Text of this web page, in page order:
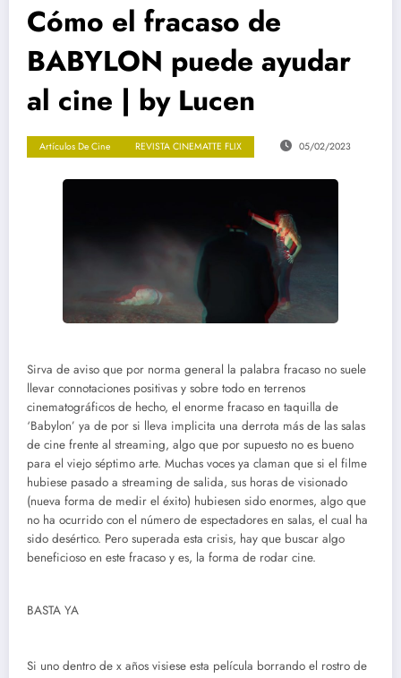
Cómo el fracaso de
BABYLON puede ayudar
al cine | by Lucen
Artículos De Cine REVISTA CINEMATTE FLIX 05/02/2023
Sirva de aviso que por norma general la palabra fracaso no suele
llevar connotaciones positivas y sobre todo en terrenos
cinematográficos de hecho, el enorme fracaso en taquilla de
‘Babylon’ ya de por si lleva implicita una derrota más de las salas
de cine frente al streaming, algo que por supuesto no es bueno
para el viejo séptimo arte. Muchas voces ya claman que si el filme
hubiese pasado a streaming de salida, sus horas de visionado
(nueva forma de medir el éxito) hubiesen sido enormes, algo que
no ha ocurrido con el número de espectadores en salas, el cual ha
sido desértico. Pero superada esta crisis, hay que buscar algo
beneficioso en este fracaso y es, la forma de rodar cine.
BASTA YA
Si uno dentro de x años visiese esta película borrando el rostro de